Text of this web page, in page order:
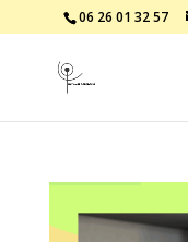
06 26 01 32 57